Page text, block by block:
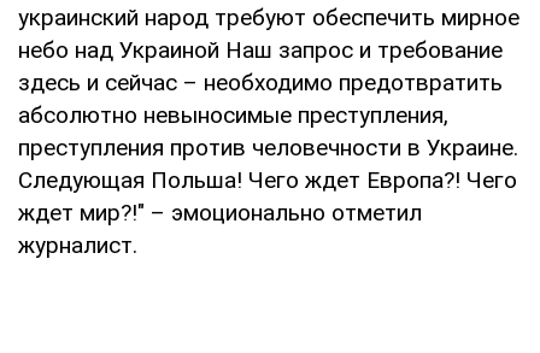
украинский народ требуют обеспечить мирное
небо над Украиной Наш запрос и требование
здесь и сейчас – необходимо предотвратить
абсолютно невыносимые преступления,
преступления против человечности в Украине.
Следующая Польша! Чего ждет Европа?! Чего
ждет мир?!" – эмоционально отметил
журналист.